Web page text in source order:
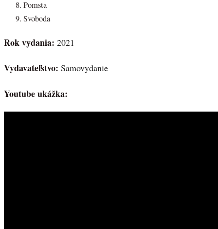
Pomsta
Svoboda
Rok vydania: 2021
Vydavateľstvo: Samovydanie
Youtube ukážka: